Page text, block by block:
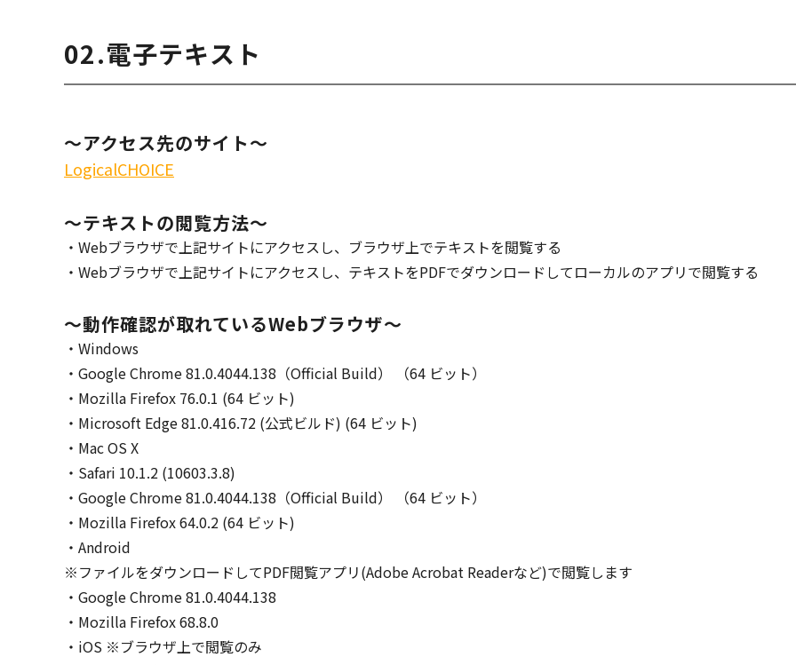
02.電子テキスト
～アクセス先のサイト～
LogicalCHOICE
～テキストの閲覧方法～
Webブラウザで上記サイトにアクセスし、ブラウザ上でテキストを閲覧する
Webブラウザで上記サイトにアクセスし、テキストをPDFでダウンロードしてローカルのアプリで閲覧する
～動作確認が取れているWebブラウザ～
Windows
Google Chrome 81.0.4044.138（Official Build） （64 ビット）
Mozilla Firefox 76.0.1 (64 ビット)
Microsoft Edge 81.0.416.72 (公式ビルド) (64 ビット)
Mac OS X
Safari 10.1.2 (10603.3.8)
Google Chrome 81.0.4044.138（Official Build） （64 ビット）
Mozilla Firefox 64.0.2 (64 ビット)
Android
※ファイルをダウンロードしてPDF閲覧アプリ(Adobe Acrobat Readerなど)で閲覧します
Google Chrome 81.0.4044.138
Mozilla Firefox 68.8.0
iOS ※ブラウザ上で閲覧のみ